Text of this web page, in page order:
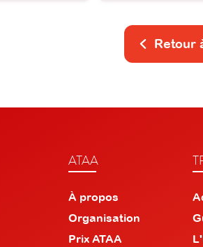
Retour
ATAA
À propos
Organisation
Prix ATAA